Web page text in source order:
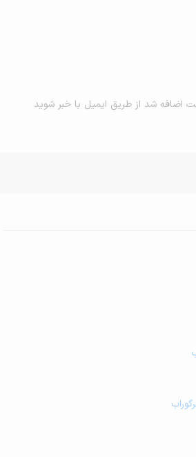
اضافه شد از طریق ایمیل با خبر شوید